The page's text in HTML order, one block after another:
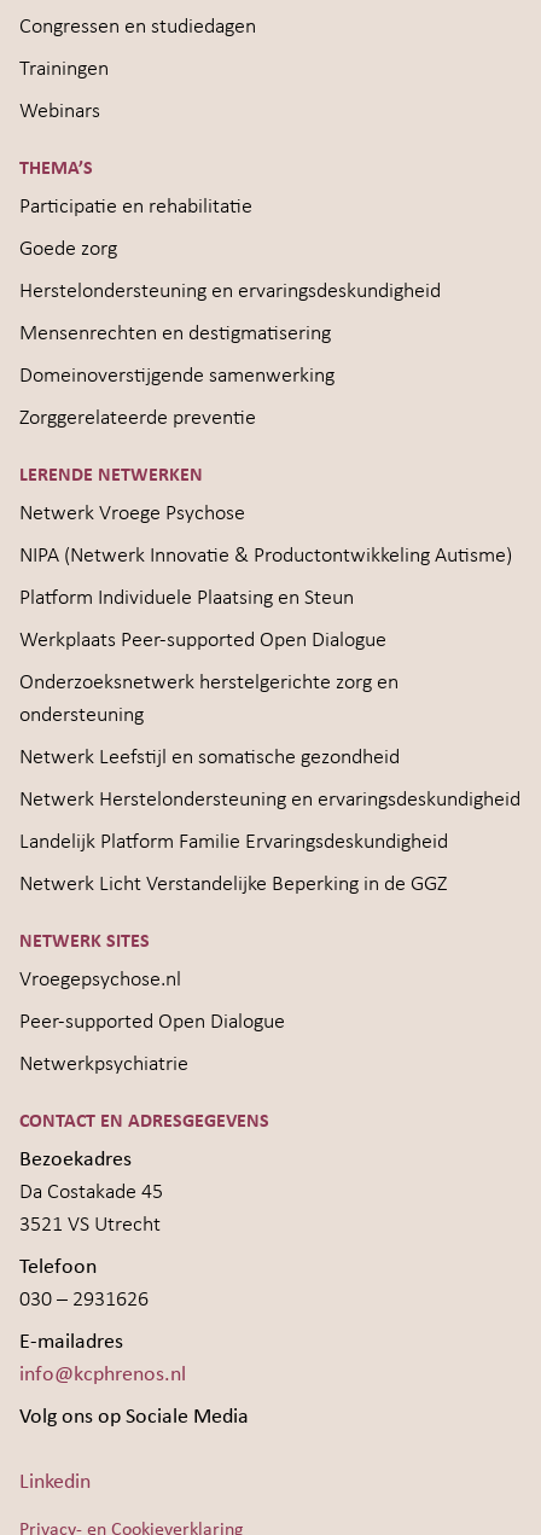
Congressen en studiedagen
Trainingen
Webinars
THEMA’S
Participatie en rehabilitatie
Goede zorg
Herstelondersteuning en ervaringsdeskundigheid
Mensenrechten en destigmatisering
Domeinoverstijgende samenwerking
Zorggerelateerde preventie
LERENDE NETWERKEN
Netwerk Vroege Psychose
NIPA (Netwerk Innovatie & Productontwikkeling Autisme)
Platform Individuele Plaatsing en Steun
Werkplaats Peer-supported Open Dialogue
Onderzoeksnetwerk herstelgerichte zorg en
ondersteuning
Netwerk Leefstijl en somatische gezondheid
Netwerk Herstelondersteuning en ervaringsdeskundigheid
Landelijk Platform Familie Ervaringsdeskundigheid
Netwerk Licht Verstandelijke Beperking in de GGZ
NETWERK SITES
Vroegepsychose.nl
Peer-supported Open Dialogue
Netwerkpsychiatrie
CONTACT EN ADRESGEGEVENS
Bezoekadres
Da Costakade 45
3521 VS Utrecht
Telefoon
030 – 2931626
E-mailadres
info@kcphrenos.nl
Volg ons op Sociale Media
Linkedin
Privacy- en Cookieverklaring